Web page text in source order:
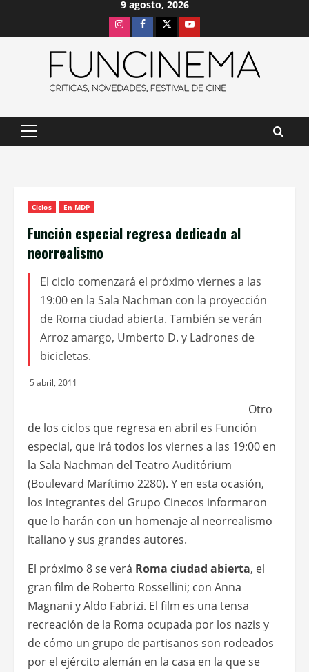
9 agosto, 2026
InstagramFacebook
X Youtube
Menú
Ciclos En MDP
Función especial regresa dedicado al
neorrealismo
El ciclo comenzará el próximo viernes a las
19:00 en la Sala Nachman con la proyección
de Roma ciudad abierta. También se verán
Arroz amargo, Umberto D. y Ladrones de
bicicletas.
5 abril, 2011
Otro
de los ciclos que regresa en abril es Función
especial, que irá todos los viernes a las 19:00 en
la Sala Nachman del Teatro Auditórium
(Boulevard Marítimo 2280). Y en esta ocasión,
los integrantes del Grupo Cinecos informaron
que lo harán con un homenaje al neorrealismo
italiano y sus grandes autores.
El próximo 8 se verá Roma ciudad abierta, el
gran film de Roberto Rossellini; con Anna
Magnani y Aldo Fabrizi. El film es una tensa
recreación de la Roma ocupada por los nazis y
de cómo un grupo de partisanos son rodeados
por el ejército alemán en la casa en la que se